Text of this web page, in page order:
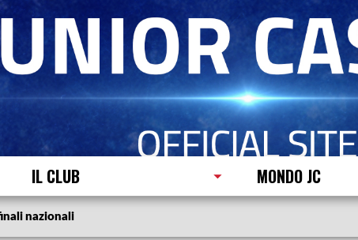
IL CLUB MONDO JC
nazionali